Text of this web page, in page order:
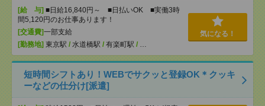
[給 与] ■日給16,840円～ ■日払いOK ■実働3時
間5,120円のお仕事あります！
[交通費]一部支給
[勤務地] 東京駅 / 水道橋駅 / 有楽町駅 / …
気になる！
短時間シフトあり！WEBでサクッと登録OK＊クッキ
ーなどの仕分け[派遣]